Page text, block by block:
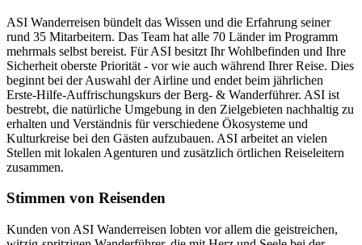
ASI Wanderreisen bündelt das Wissen und die Erfahrung seiner
rund 35 Mitarbeitern. Das Team hat alle 70 Länder im Programm
mehrmals selbst bereist. Für ASI besitzt Ihr Wohlbefinden und Ihre
Sicherheit oberste Priorität - vor wie auch während Ihrer Reise. Dies
beginnt bei der Auswahl der Airline und endet beim jährlichen
Erste-Hilfe-Auffrischungskurs der Berg- & Wanderführer. ASI ist
bestrebt, die natürliche Umgebung in den Zielgebieten nachhaltig zu
erhalten und Verständnis für verschiedene Ökosysteme und
Kulturkreise bei den Gästen aufzubauen. ASI arbeitet an vielen
Stellen mit lokalen Agenturen und zusätzlich örtlichen Reiseleitern
zusammen.
Stimmen von Reisenden
Kunden von ASI Wanderreisen lobten vor allem die geistreichen,